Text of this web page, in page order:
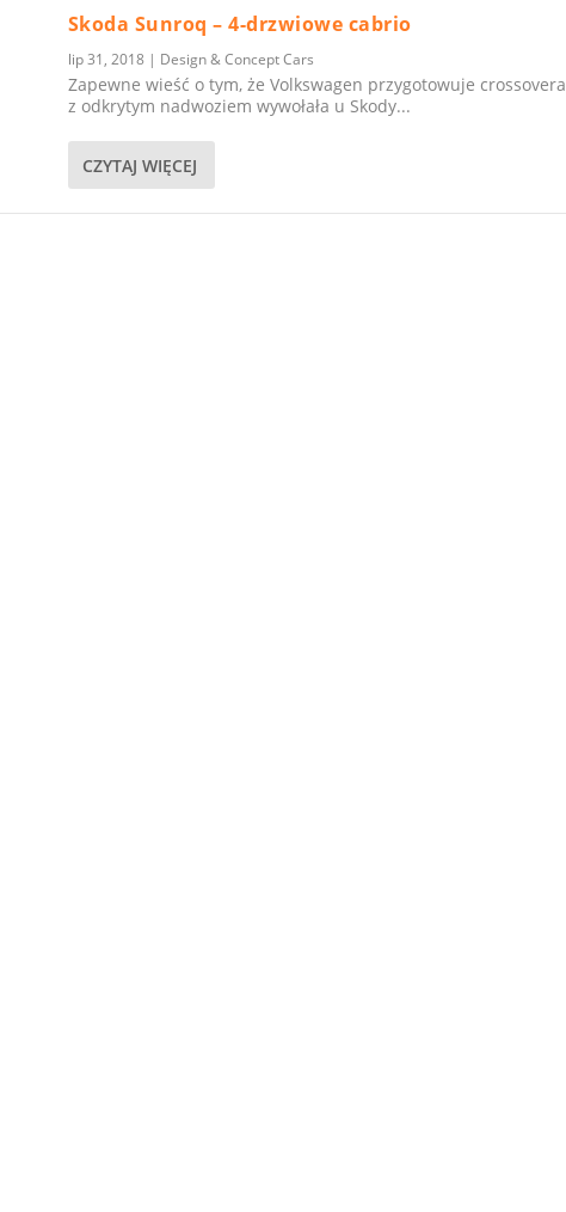
Skoda Sunroq – 4-drzwiowe cabrio
lip 31, 2018| Design & Concept Cars
Zapewne wieść o tym, że Volkswagen przygotowuje crossovera
z odkrytym nadwoziem wywołała u Skody...
CZYTAJ WIĘCEJ